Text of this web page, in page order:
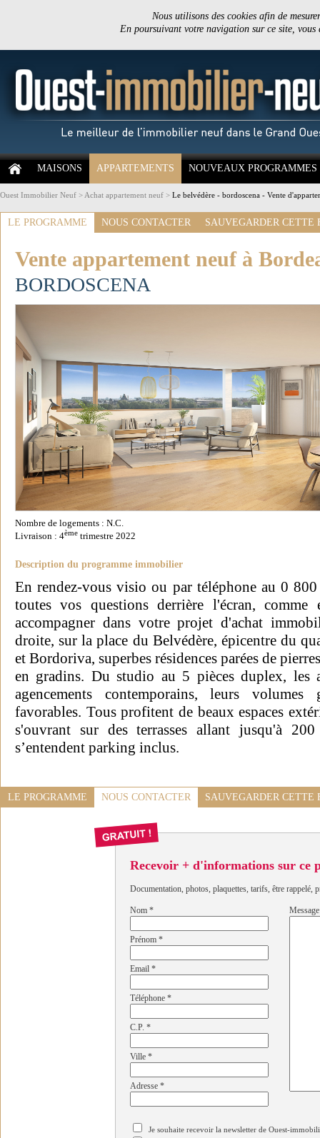
Nous utilisons des cookies afin de
En poursuivant votre navigation sur ce site,
MAISONS APPARTEMENTS NOUVEAUX PROGRAMMES
Ouest Immobilier Neuf > Achat appartement neuf > Le belvédère - bordoscena - Vente
LE PROGRAMME NOUS CONTACTER SAUVEGARDER CETTE
Vente appartement neuf à
BORDOSCENA
Nombre de logements : N.C.
Livraison : 4ème trimestre 2022
Description du programme immobilier
En rendez-vous visio ou par téléphone au 0
toutes vos questions derrière l'écran,
accompagner dans votre projet d'achat
droite, sur la place du Belvédère, épicentre du
et Bordoriva, superbes résidences parées de
en gradins. Du studio au 5 pièces duplex, les
agencements contemporains, leurs
favorables. Tous profitent de beaux espaces
s'ouvrant sur des terrasses allant jusqu'à
s’entendent parking inclus.
LE PROGRAMME NOUS CONTACTER SAUVEGARDER CETTE
Recevoir + d'informations sur ce
Documentation, photos, plaquettes, tarifs, être rappelé,
Nom *
Prénom *
Email *
Téléphone *
C.P. *
Ville *
Adresse *
Message
Je souhaite recevoir la newsletter de Ouest-